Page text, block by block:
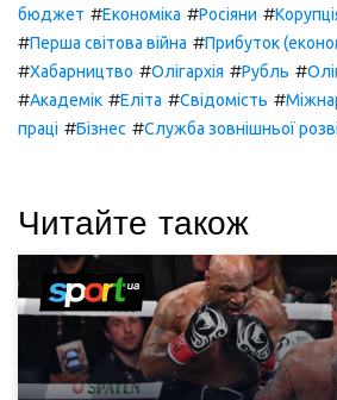
бюджет #Економіка #Росіяни #
#Перша світова війна #Прибуток
#Хабарництво #Олігархія #Рубль #
#Академік #Еліта #Свідомість #
праці #Бізнес #Служба зовнішньої
Читайте також